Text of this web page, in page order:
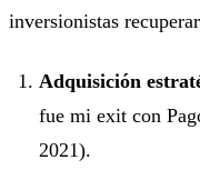
inversionistas
Adquisición
fue mi exit con
2021).